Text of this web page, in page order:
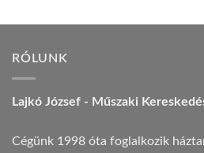
RÓLUNK
Lajkó József - Műszaki
Cégünk 1998 óta foglalkozik